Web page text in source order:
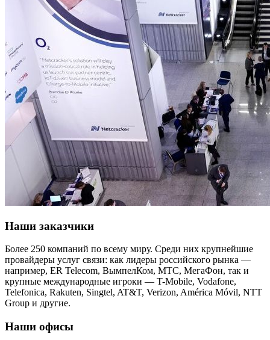
Наши заказчики
Более 250 компаний по всему миру. Среди них крупнейшие
провайдеры услуг связи: как лидеры российского рынка —
например, ER Telecom, ВымпелКом, МТС, МегаФон, так и
крупные международные игроки — T-Mobile, Vodafone,
Telefonica, Rakuten, Singtel, AT&T, Verizon, América Móvil, NTT
Group и другие.
Наши офисы